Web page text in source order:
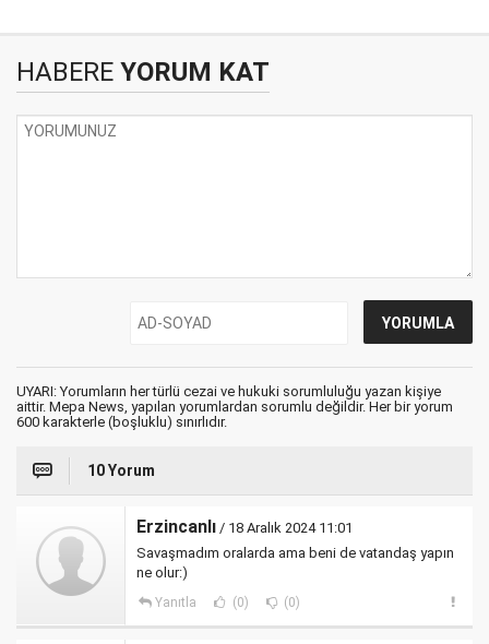
HABERE YORUM KAT
UYARI: Yorumların her türlü cezai ve hukuki sorumluluğu yazan kişiye
aittir. Mepa News, yapılan yorumlardan sorumlu değildir. Her bir yorum
600 karakterle (boşluklu) sınırlıdır.
10 Yorum
Erzincanlı / 18 Aralık 2024 11:01
Savaşmadım oralarda ama beni de vatandaş yapın
ne olur:)
Yanıtla (0) (0)